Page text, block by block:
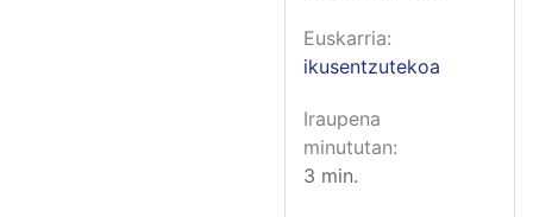
Euskarria
ikusentzutekoa
Iraupena
minututan
3 min.